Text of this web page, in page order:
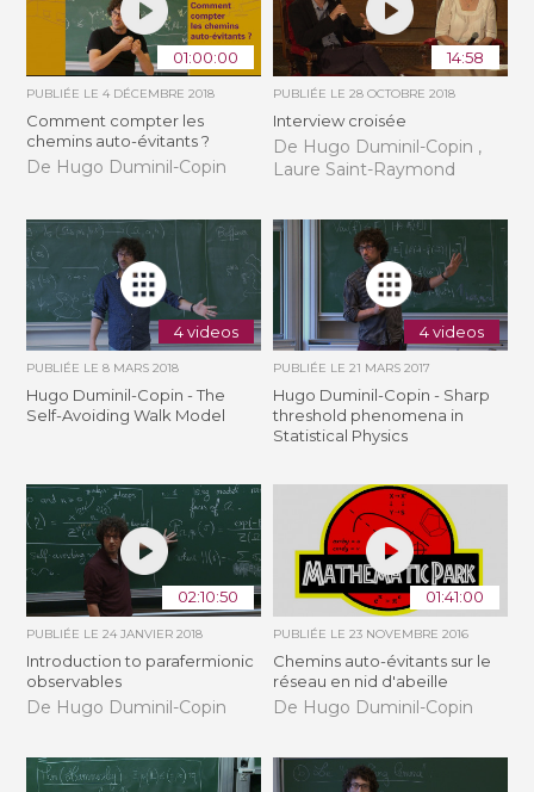
01:00:00
PUBLIÉE LE4 DÉCEMBRE 2018
Comment compter les
chemins auto-évitants ?
De Hugo Duminil-Copin
14:58
PUBLIÉE LE 28 OCTOBRE 2018
Interview croisée
De Hugo Duminil-Copin ,
Laure Saint-Raymond
4 videos
PUBLIÉE LE8 MARS 2018
Hugo Duminil-Copin - The
Self-Avoiding Walk Model
4 videos
PUBLIÉE LE 21 MARS 2017
Hugo Duminil-Copin - Sharp
threshold phenomena in
Statistical Physics
02:10:50
PUBLIÉE LE24 JANVIER 2018
Introduction to parafermionic
observables
De Hugo Duminil-Copin
01:41:00
PUBLIÉE LE 23 NOVEMBRE 2016
Chemins auto-évitants sur le
réseau en nid d'abeille
De Hugo Duminil-Copin